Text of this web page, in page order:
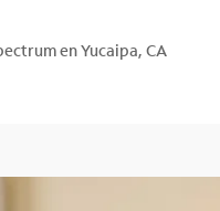
en Yucaipa, CA